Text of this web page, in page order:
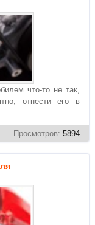
что-то не так,
отнести его в
Просмотров: 5894